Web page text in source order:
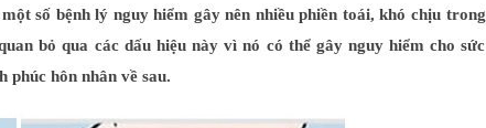
số bệnh lý nguy hiểm gây nên nhiều phiền toái, khó chịu trong
bỏ qua các dấu hiệu này vì nó có thể gây nguy hiểm cho sức
phúc hôn nhân về sau.